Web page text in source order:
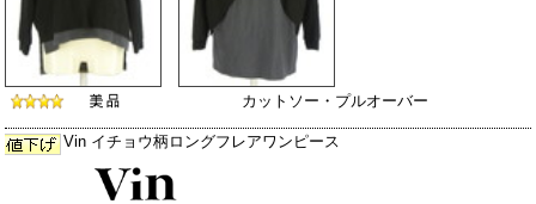
カットソー・プルオーバー
Vin イチョウ柄ロングフレアワンピース